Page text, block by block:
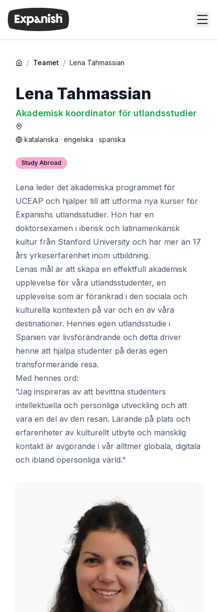
/ Teamet / Lena Tahmassian
Lena Tahmassian
Akademisk koordinator för utlandsstudier
katalanska · engelska · spanska
Study Abroad
Lena leder det akademiska programmet för
UCEAP och hjälper till att utforma nya kurser för
Expanishs utlandsstudier. Hon har en
doktorsexamen i iberisk och latinamerikansk
kultur från Stanford University och har mer än 17
års yrkeserfarenhet inom utbildning.
Lenas mål är att skapa en effektfull akademisk
upplevelse för våra utlandsstudenter, en
upplevelse som är förankrad i den sociala och
kulturella kontexten på var och en av våra
destinationer. Hennes egen utlandsstudie i
Spanien var livsförändrande och detta driver
henne att hjälpa studenter på deras egen
transformerande resa.
Med hennes ord:
"Jag inspireras av att bevittna studenters
intellektuella och personliga utveckling och att
vara en del av den resan. Lärande på plats och
erfarenheter av kulturellt utbyte och mänsklig
kontakt är avgörande i vår alltmer globala, digitala
och ibland opersonliga värld."